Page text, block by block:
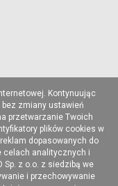
Kontynuując
zmiany ustawień
przetwarzanie Twoich
plików cookies w
dopasowanych do
celach analitycznych i
Sp. z o.o. z siedzibą we
i przechowywanie